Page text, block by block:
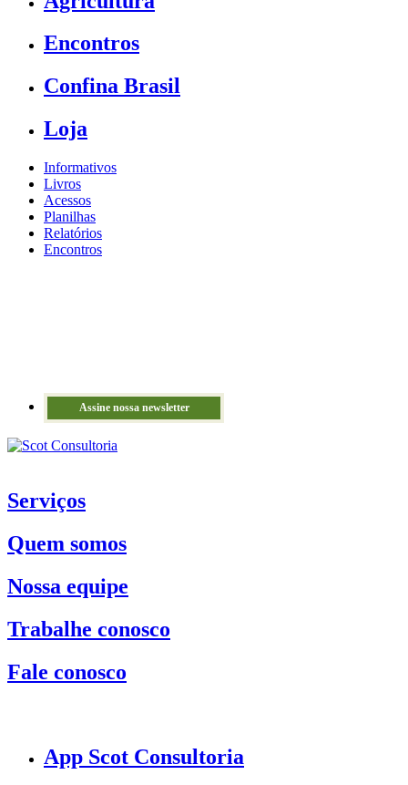
Encontros
Confina Brasil
Loja
Informativos
Livros
Acessos
Planilhas
Relatórios
Encontros
Assine nossa newsletter
Serviços
Quem somos
Nossa equipe
Trabalhe conosco
Fale conosco
App Scot Consultoria